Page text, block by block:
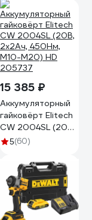
15 385 ₽
Аккумуляторный
гайковёрт Elitech
CW 2004SL (20В,
2х2Ач, 450Нм,
205737
5(60)